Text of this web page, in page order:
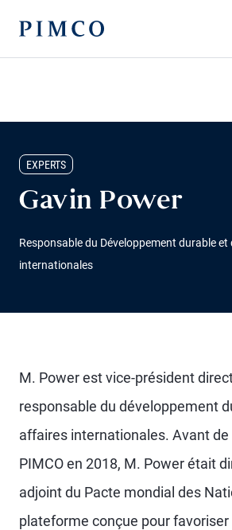
EXPERTS
Gavin Power
Responsable du Développement durable
internationales
M. Power est vice-président
responsable du développement
affaires internationales. Avant de
PIMCO en 2018, M. Power était
adjoint du Pacte mondial des
plateforme conçue pour favoriser